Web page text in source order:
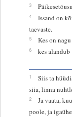
3
4
Issand on
taevaste.
5 Kes on
6 kes alandub
1
Siis ta
siia, linna
2
Ja vaata,
poole, ja